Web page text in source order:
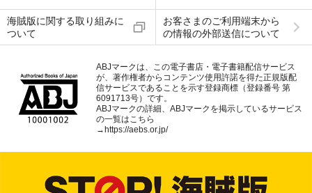
海賊版に関する取り組みに
ついて
お客さまのご利用端末から
の情報の外部送信について
ABJマークは、この電子書店・電子書籍配信サービス
が、著作権者からコンテンツ使用許諾を得た正規版配
信サービスであることを示す登録商標（登録番号 第
6091713号）です。
ABJマークの詳細、ABJマークを掲示しているサービス
の一覧はこちら
→ https://aebs.or.jp/